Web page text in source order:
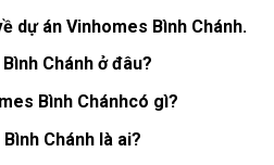
dự án Vinhomes Bình Chánh.
Chánh ở đâu?
Bình Chánhcó gì?
Chánh là ai?